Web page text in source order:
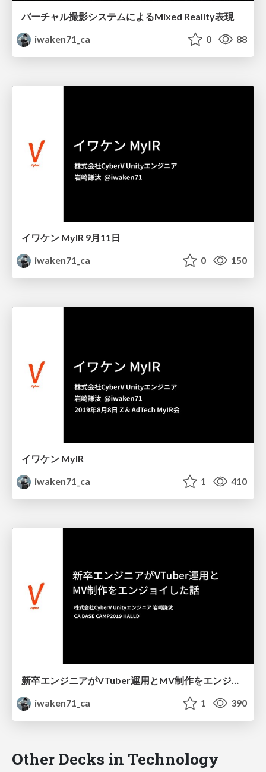
バーチャル撮影システムによるMixed Reality表現
iwaken71_ca
0 88
イワケン MyIR 9月11日
iwaken71_ca
0 150
イワケン MyIR
iwaken71_ca
1 410
新卒エンジニアがVTuber運用とMV制作をエンジョイした話
iwaken71_ca
1 390
Other Decks in Technology